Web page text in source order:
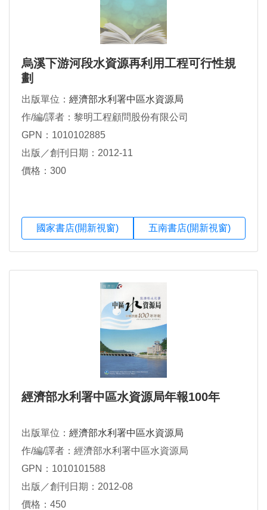
烏溪下游河段水資源再利用工程可行性規
劃
出版單位： 經濟部水利署中區水資源局
作/編/譯者：黎明工程顧問股份有限公司
GPN：1010102885
出版／創刊日期：2012-11
價格：300
國家書店(開新視窗) 五南書店(開新視窗)
經濟部水利署中區水資源局年報100年
出版單位： 經濟部水利署中區水資源局
作/編/譯者：經濟部水利署中區水資源局
GPN：1010101588
出版／創刊日期：2012-08
價格：450